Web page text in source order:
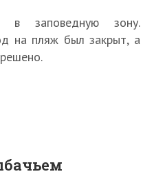
в заповедную зону.
на пляж был закрыт, а